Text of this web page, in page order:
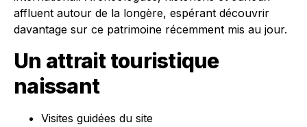
affluent autour de la longère, espérant découvrir
davantage sur ce patrimoine récemment mis au jour.
Un attrait touristique
naissant
Visites guidées du site